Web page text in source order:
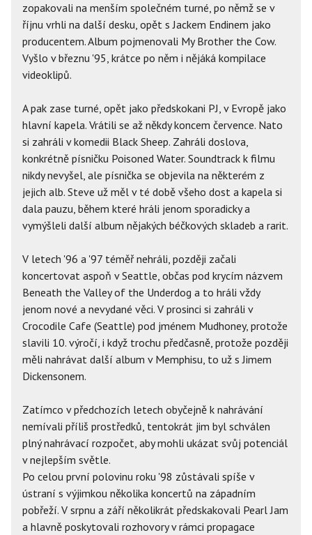
zopakovali na menším společném turné, po němž se v
říjnu vrhli na další desku, opět s Jackem Endinem jako
producentem. Album pojmenovali My Brother the Cow.
Vyšlo v březnu '95, krátce po něm i nějáká kompilace
videoklipů.
A pak zase turné, opět jako předskokani PJ, v Evropě jako
hlavní kapela. Vrátili se až někdy koncem července. Nato
si zahráli v komedii Black Sheep. Zahráli doslova,
konkrétně písničku Poisoned Water. Soundtrack k filmu
nikdy nevyšel, ale písnička se objevila na některém z
jejich alb. Steve už měl v té době všeho dost a kapela si
dala pauzu, během které hráli jenom sporadicky a
vymýšleli další album nějakých béčkových skladeb a rarit.
V letech '96 a '97 téměř nehráli, později začali
koncertovat aspoň v Seattle, občas pod krycím názvem
Beneath the Valley of the Underdog a to hráli vždy
jenom nové a nevydané věci. V prosinci si zahráli v
Crocodile Cafe (Seattle) pod jménem Mudhoney, protože
slavili 10. výročí, i když trochu předčasně, protože později
měli nahrávat další album v Memphisu, to už s Jimem
Dickensonem.
Zatímco v předchozích letech obyčejně k nahrávání
nemívali příliš prostředků, tentokrát jim byl schválen
plný nahrávací rozpočet, aby mohli ukázat svůj potenciál
v nejlepším světle.
Po celou první polovinu roku '98 zůstávali spíše v
ústraní s výjimkou několika koncertů na západním
pobřeží. V srpnu a září několikrát předskakovali Pearl Jam
a hlavně poskytovali rozhovory v rámci propagace